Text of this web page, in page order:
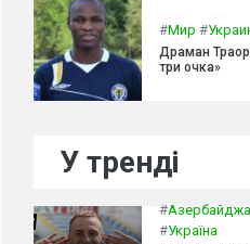
#Мир #
Драман
три очка»
У тренді
#
#Україна